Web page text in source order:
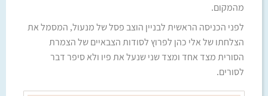
מהמקום.
לפני הכניסה הראשית לבניין הוצב פסל של מנעול, המסמל את
הצלחתו של אלי כהן לפרוץ לסודות הצבאיים של הצמרת
הסורית מצד אחד ומצד שני שנעל את פיו ולא סיפר דבר
לסורים.